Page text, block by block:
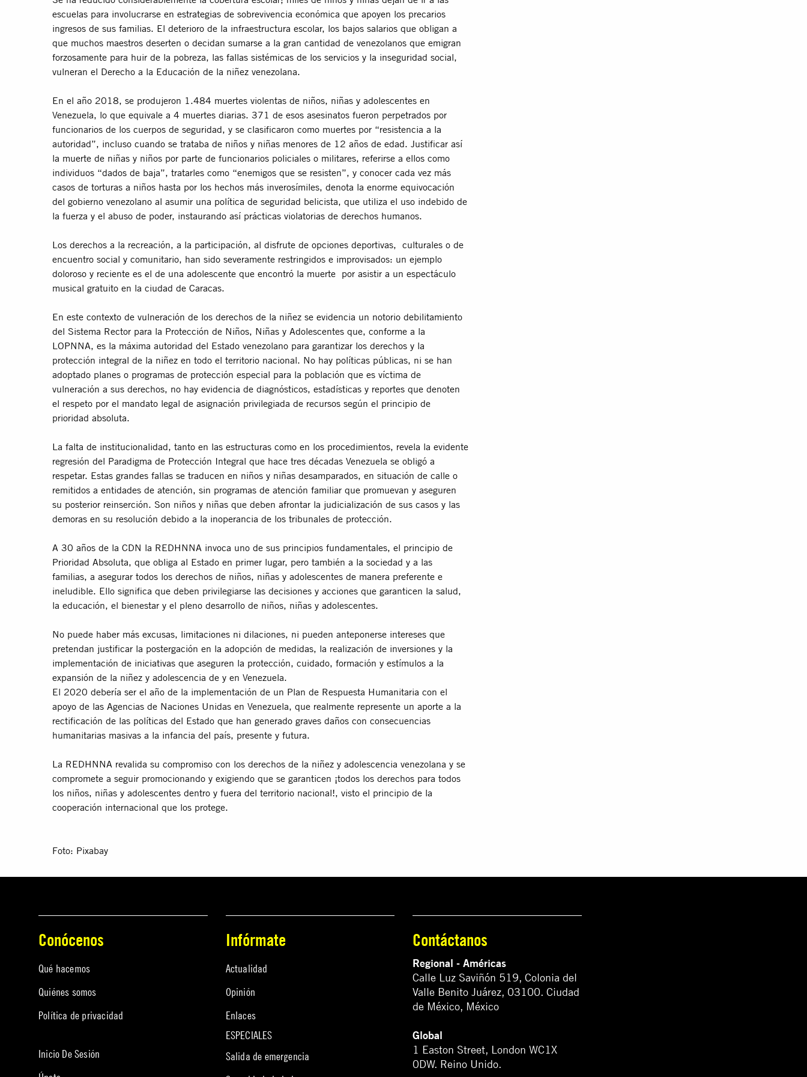
escuelas para involucrarse en estrategias de sobrevivencia económica que apoyen los precarios
ingresos de sus familias. El deterioro de la infraestructura escolar, los bajos salarios que obligan a
que muchos maestros deserten o decidan sumarse a la gran cantidad de venezolanos que emigran
forzosamente para huir de la pobreza, las fallas sistémicas de los servicios y la inseguridad social,
vulneran el Derecho a la Educación de la niñez venezolana.
En el año 2018, se produjeron 1.484 muertes violentas de niños, niñas y adolescentes en
Venezuela, lo que equivale a 4 muertes diarias. 371 de esos asesinatos fueron perpetrados por
funcionarios de los cuerpos de seguridad, y se clasificaron como muertes por “resistencia a la
autoridad”, incluso cuando se trataba de niños y niñas menores de 12 años de edad. Justificar así
la muerte de niñas y niños por parte de funcionarios policiales o militares, referirse a ellos como
individuos “dados de baja”, tratarles como “enemigos que se resisten”, y conocer cada vez más
casos de torturas a niños hasta por los hechos más inverosímiles, denota la enorme equivocación
del gobierno venezolano al asumir una política de seguridad belicista, que utiliza el uso indebido de
la fuerza y el abuso de poder, instaurando así prácticas violatorias de derechos humanos.
Los derechos a la recreación, a la participación, al disfrute de opciones deportivas, culturales o de
encuentro social y comunitario, han sido severamente restringidos e improvisados: un ejemplo
doloroso y reciente es el de una adolescente que encontró la muerte por asistir a un espectáculo
musical gratuito en la ciudad de Caracas.
En este contexto de vulneración de los derechos de la niñez se evidencia un notorio debilitamiento
del Sistema Rector para la Protección de Niños, Niñas y Adolescentes que, conforme a la
LOPNNA, es la máxima autoridad del Estado venezolano para garantizar los derechos y la
protección integral de la niñez en todo el territorio nacional. No hay políticas públicas, ni se han
adoptado planes o programas de protección especial para la población que es víctima de
vulneración a sus derechos, no hay evidencia de diagnósticos, estadísticas y reportes que denoten
el respeto por el mandato legal de asignación privilegiada de recursos según el principio de
prioridad absoluta.
La falta de institucionalidad, tanto en las estructuras como en los procedimientos, revela la evidente
regresión del Paradigma de Protección Integral que hace tres décadas Venezuela se obligó a
respetar. Estas grandes fallas se traducen en niños y niñas desamparados, en situación de calle o
remitidos a entidades de atención, sin programas de atención familiar que promuevan y aseguren
su posterior reinserción. Son niños y niñas que deben afrontar la judicialización de sus casos y las
demoras en su resolución debido a la inoperancia de los tribunales de protección.
A 30 años de la CDN la REDHNNA invoca uno de sus principios fundamentales, el principio de
Prioridad Absoluta, que obliga al Estado en primer lugar, pero también a la sociedad y a las
familias, a asegurar todos los derechos de niños, niñas y adolescentes de manera preferente e
ineludible. Ello significa que deben privilegiarse las decisiones y acciones que garanticen la salud,
la educación, el bienestar y el pleno desarrollo de niños, niñas y adolescentes.
No puede haber más excusas, limitaciones ni dilaciones, ni pueden anteponerse intereses que
pretendan justificar la postergación en la adopción de medidas, la realización de inversiones y la
implementación de iniciativas que aseguren la protección, cuidado, formación y estímulos a la
expansión de la niñez y adolescencia de y en Venezuela.
El 2020 debería ser el año de la implementación de un Plan de Respuesta Humanitaria con el
apoyo de las Agencias de Naciones Unidas en Venezuela, que realmente represente un aporte a la
rectificación de las políticas del Estado que han generado graves daños con consecuencias
humanitarias masivas a la infancia del país, presente y futura.
La REDHNNA revalida su compromiso con los derechos de la niñez y adolescencia venezolana y se
compromete a seguir promocionando y exigiendo que se garanticen ¡todos los derechos para todos
los niños, niñas y adolescentes dentro y fuera del territorio nacional!, visto el principio de la
cooperación internacional que los protege.
Foto: Pixabay
Conócenos
Qué hacemos
Quiénes somos
Política de privacidad
Inicio De Sesión
Infórmate
Actualidad
Opinión
Enlaces
ESPECIALES
Salida de emergencia
Contáctanos
Regional - Américas
Calle Luz Saviñón 519, Colonia del
Valle Benito Juárez, 03100. Ciudad
de México, México
Global
1 Easton Street, London WC1X
0DW. Reino Unido.